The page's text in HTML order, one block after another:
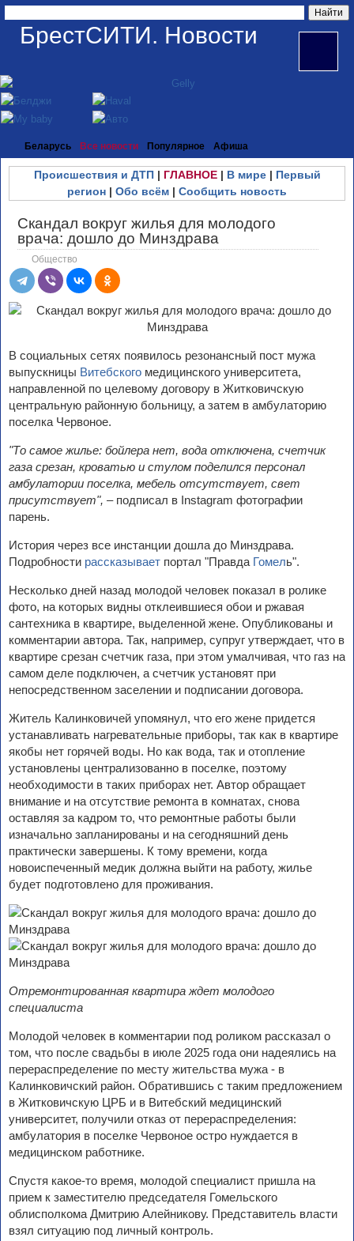
БрестСИТИ. Новости
Беларусь Все новости Популярное Афиша
Происшествия и ДТП| ГЛАВНОЕ| В мире| Первый
регион | Обо всём | Сообщить новость
Скандал вокруг жилья для молодого
врача: дошло до Минздрава
Общество
В социальных сетях появилось резонансный пост мужа
выпускницы Витебского медицинского университета,
направленной по целевому договору в Житковичскую
центральную районную больницу, а затем в амбулаторию
поселка Червоное.
"То самое жилье: бойлера нет, вода отключена, счетчик
газа срезан, кроватью и стулом поделился персонал
амбулатории поселка, мебель отсутствует, свет
присутствует", –подписал в Instagram фотографии
парень.
История через все инстанции дошла до Минздрава.
Подробности рассказывает портал "Правда Гомель".
Несколько дней назад молодой человек показал в ролике
фото, на которых видны отклеившиеся обои и ржавая
сантехника в квартире, выделенной жене. Опубликованы и
комментарии автора. Так, например, супруг утверждает, что в
квартире срезан счетчик газа, при этом умалчивая, что газ на
самом деле подключен, а счетчик установят при
непосредственном заселении и подписании договора.
Житель Калинковичей упомянул, что его жене придется
устанавливать нагревательные приборы, так как в квартире
якобы нет горячей воды. Но как вода, так и отопление
установлены централизованно в поселке, поэтому
необходимости в таких приборах нет. Автор обращает
внимание и на отсутствие ремонта в комнатах, снова
оставляя за кадром то, что ремонтные работы были
изначально запланированы и на сегодняшний день
практически завершены. К тому времени, когда
новоиспеченный медик должна выйти на работу, жилье
будет подготовлено для проживания.
Отремонтированная квартира ждет молодого
специалиста
Молодой человек в комментарии под роликом рассказал о
том, что после свадьбы в июле 2025 года они надеялись на
перераспределение по месту жительства мужа - в
Калинковичский район. Обратившись с таким предложением
в Житковичскую ЦРБ и в Витебский медицинский
университет, получили отказ от перераспределения:
амбулатория в поселке Червоное остро нуждается в
медицинском работнике.
Спустя какое-то время, молодой специалист пришла на
прием к заместителю председателя Гомельского
облисполкома Дмитрию Алейникову. Представитель власти
взял ситуацию под личный контроль.